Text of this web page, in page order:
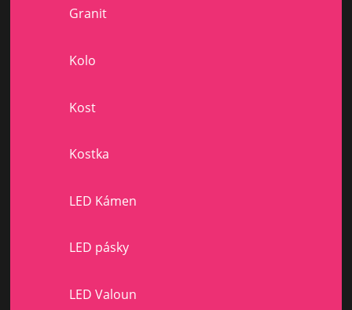
Granit
Kolo
Kost
Kostka
LED Kámen
LED pásky
LED Valoun